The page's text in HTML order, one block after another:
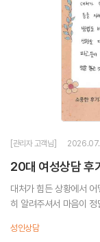
[관리자 고객님]
20대 여성상담 후
대처가 힘든 상황에서
히 알려주셔서 마음이
해결하는 방법을 알려주
성인상담